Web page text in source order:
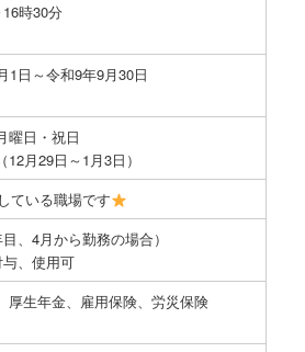
時30分
1日～令和9年9月30日
曜日・祝日
12月29日～1月3日）
ている職場です
、4月から勤務の場合）
、使用可
厚生年金、雇用保険、労災保険